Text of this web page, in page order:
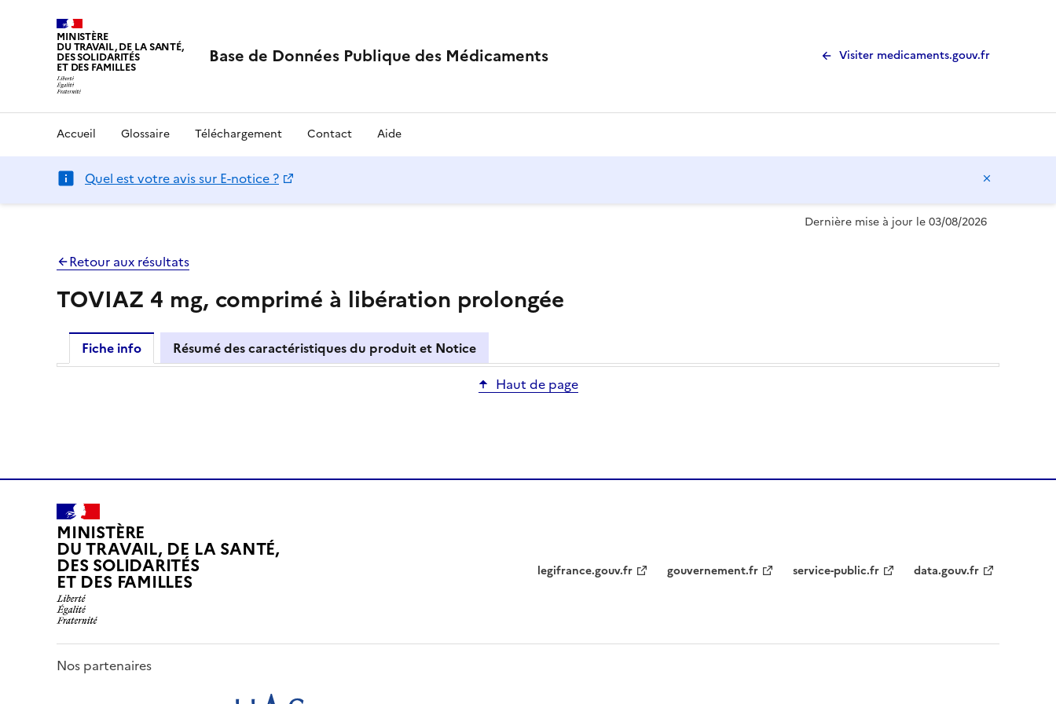
MINISTÈRE
DU TRAVAIL, DE LA SANTÉ,
DES SOLIDARITÉS
ET DES FAMILLES Base de Données Publique des Médicaments Visiter medicaments.gouv.fr
Accueil Glossaire Téléchargement Contact Aide
Quel est votre avis sur E-notice ?
Dernière mise à jour le 03/08/2026
Retour aux résultats
TOVIAZ 4 mg, comprimé à libération prolongée
Fiche info
Résumé des caractéristiques du produit et Notice
Haut de page
MINISTÈRE
DU TRAVAIL, DE LA SANTÉ,
DES SOLIDARITÉS
ET DES FAMILLES legifrance.gouv.fr gouvernement.fr service-public.fr data.gouv.fr
Nos partenaires